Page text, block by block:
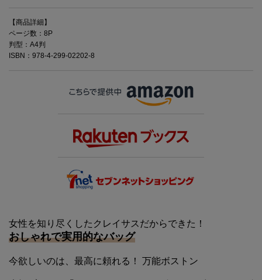
【商品詳細】
ページ数：8P
判型：A4判
ISBN：978-4-299-02202-8
女性を知り尽くしたクレイサスだからできた！
おしゃれで実用的なバッグ
今欲しいのは、最高に頼れる！ 万能ボストン